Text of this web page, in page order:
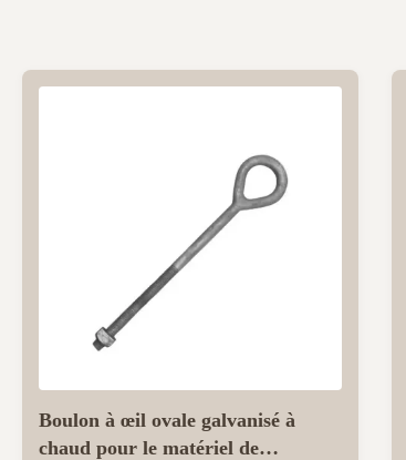
Boulon à œil ovale galvanisé à
chaud pour le matériel de